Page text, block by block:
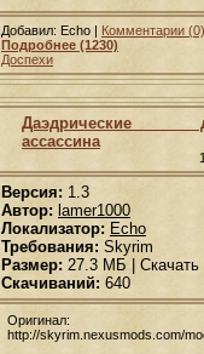
Добавил: Echo | Комментарии (0)
Подробнее (1230)
Доспехи
Даэдрические
ассассина
Версия: 1.3
Автор: lamer1000
Локализатор: Echo
Требования: Skyrim
Размер: 27.3 МБ | Скачать
Скачиваний: 640
Оригинал:
http://skyrim.nexusmods.com/